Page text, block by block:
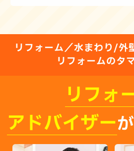
リフォーム／水まわり/外
リフォームのタ
リフォ
アドバイザー